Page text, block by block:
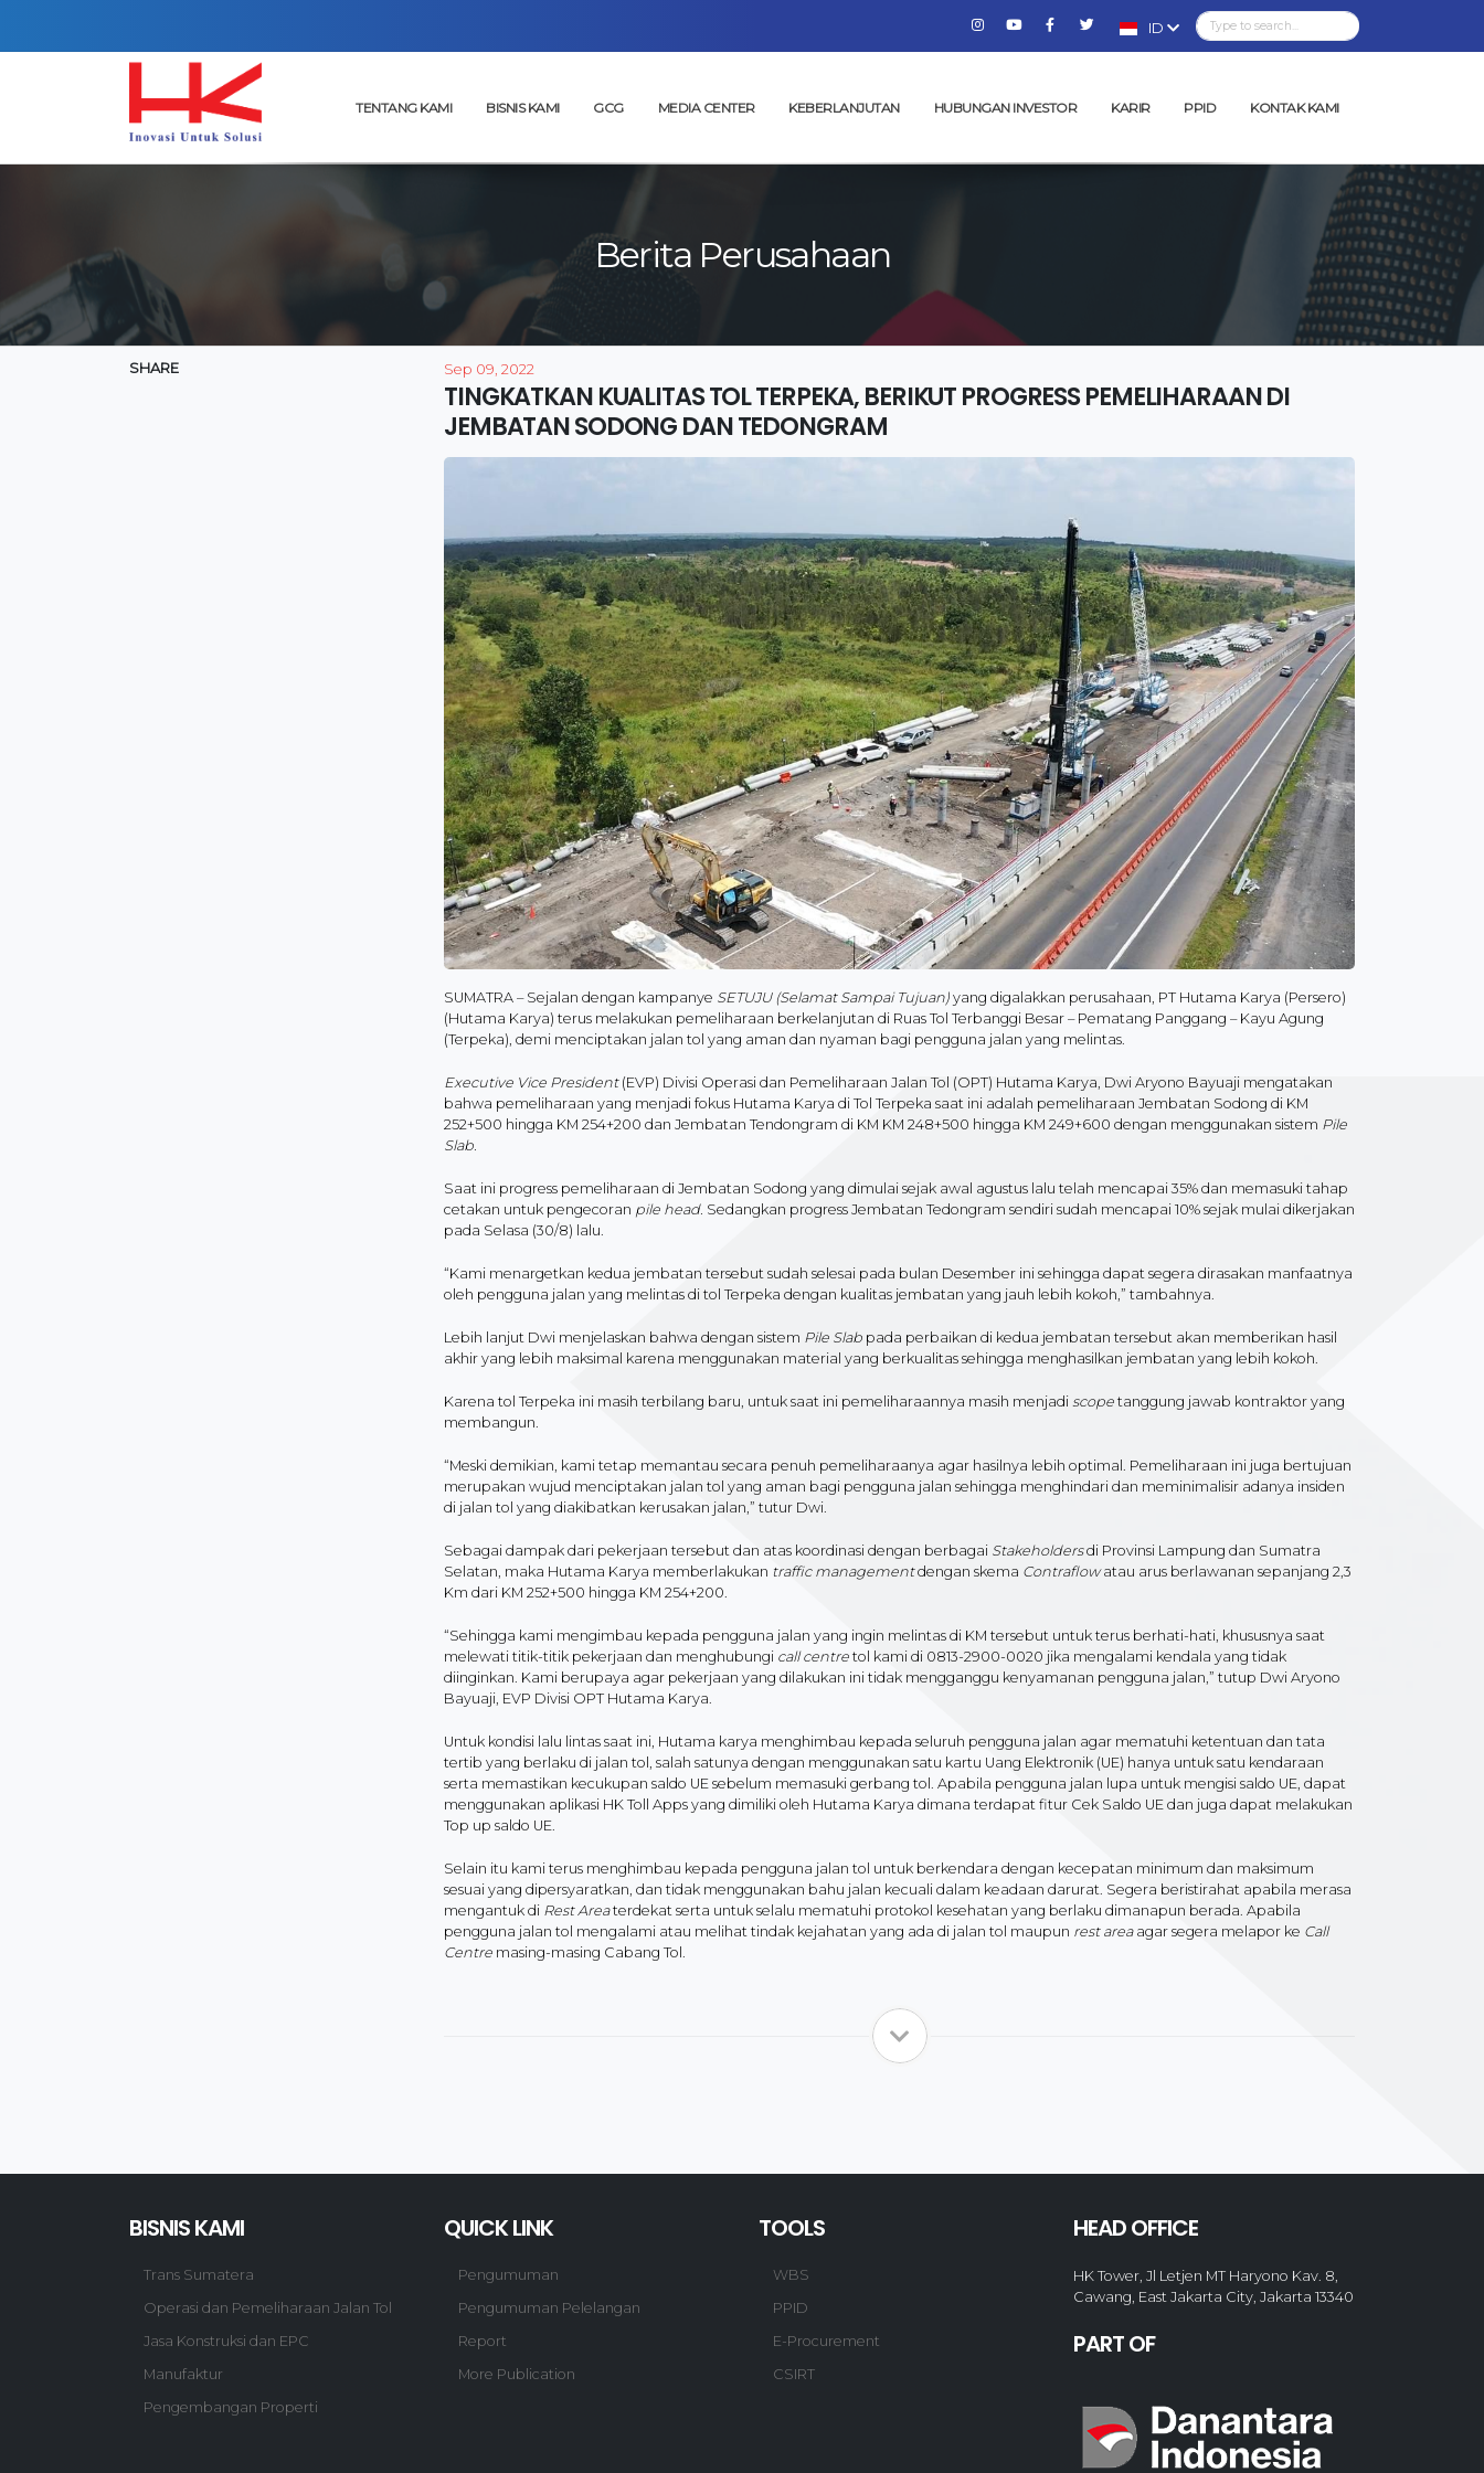
ID
TENTANG KAMI BISNIS KAMI GCG MEDIA CENTER KEBERLANJUTAN HUBUNGAN INVESTOR KARIR PPID KONTAK KAMI
Berita Perusahaan
SHARE Sep 09, 2022
TINGKATKAN KUALITAS TOL TERPEKA, BERIKUT PROGRESS PEMELIHARAAN DI
JEMBATAN SODONG DAN TEDONGRAM
SUMATRA – Sejalan dengan kampanye SETUJU (Selamat Sampai Tujuan) yang digalakkan perusahaan, PT Hutama Karya (Persero)
(Hutama Karya) terus melakukan pemeliharaan berkelanjutan di Ruas Tol Terbanggi Besar – Pematang Panggang – Kayu Agung
(Terpeka), demi menciptakan jalan tol yang aman dan nyaman bagi pengguna jalan yang melintas.
Executive Vice President(EVP) Divisi Operasi dan Pemeliharaan Jalan Tol (OPT) Hutama Karya, Dwi Aryono Bayuaji mengatakan
bahwa pemeliharaan yang menjadi fokus Hutama Karya di Tol Terpeka saat ini adalah pemeliharaan Jembatan Sodong di KM
252+500 hingga KM 254+200 dan Jembatan Tendongram di KM KM 248+500 hingga KM 249+600 dengan menggunakan sistem Pile
Slab.
Saat ini progress pemeliharaan di Jembatan Sodong yang dimulai sejak awal agustus lalu telah mencapai 35% dan memasuki tahap
cetakan untuk pengecoran pile head. Sedangkan progress Jembatan Tedongram sendiri sudah mencapai 10% sejak mulai dikerjakan
pada Selasa (30/8) lalu.
“Kami menargetkan kedua jembatan tersebut sudah selesai pada bulan Desember ini sehingga dapat segera dirasakan manfaatnya
oleh pengguna jalan yang melintas di tol Terpeka dengan kualitas jembatan yang jauh lebih kokoh,” tambahnya.
Lebih lanjut Dwi menjelaskan bahwa dengan sistem Pile Slab pada perbaikan di kedua jembatan tersebut akan memberikan hasil
akhir yang lebih maksimal karena menggunakan material yang berkualitas sehingga menghasilkan jembatan yang lebih kokoh.
Karena tol Terpeka ini masih terbilang baru, untuk saat ini pemeliharaannya masih menjadi scope tanggung jawab kontraktor yang
membangun.
“Meski demikian, kami tetap memantau secara penuh pemeliharaanya agar hasilnya lebih optimal. Pemeliharaan ini juga bertujuan
merupakan wujud menciptakan jalan tol yang aman bagi pengguna jalan sehingga menghindari dan meminimalisir adanya insiden
di jalan tol yang diakibatkan kerusakan jalan,” tutur Dwi.
Sebagai dampak dari pekerjaan tersebut dan atas koordinasi dengan berbagai Stakeholdersdi Provinsi Lampung dan Sumatra
Selatan, maka Hutama Karya memberlakukan traffic managementdengan skema Contraflowatau arus berlawanan sepanjang 2,3
Km dari KM 252+500 hingga KM 254+200.
“Sehingga kami mengimbau kepada pengguna jalan yang ingin melintas di KM tersebut untuk terus berhati-hati, khususnya saat
melewati titik-titik pekerjaan dan menghubungi call centre tol kami di 0813-2900-0020 jika mengalami kendala yang tidak
diinginkan. Kami berupaya agar pekerjaan yang dilakukan ini tidak mengganggu kenyamanan pengguna jalan,” tutup Dwi Aryono
Bayuaji, EVP Divisi OPT Hutama Karya.
Untuk kondisi lalu lintas saat ini, Hutama karya menghimbau kepada seluruh pengguna jalan agar mematuhi ketentuan dan tata
tertib yang berlaku di jalan tol, salah satunya dengan menggunakan satu kartu Uang Elektronik (UE) hanya untuk satu kendaraan
serta memastikan kecukupan saldo UE sebelum memasuki gerbang tol. Apabila pengguna jalan lupa untuk mengisi saldo UE, dapat
menggunakan aplikasi HK Toll Apps yang dimiliki oleh Hutama Karya dimana terdapat fitur Cek Saldo UE dan juga dapat melakukan
Top up saldo UE.
Selain itu kami terus menghimbau kepada pengguna jalan tol untuk berkendara dengan kecepatan minimum dan maksimum
sesuai yang dipersyaratkan, dan tidak menggunakan bahu jalan kecuali dalam keadaan darurat. Segera beristirahat apabila merasa
mengantuk di Rest Areaterdekat serta untuk selalu mematuhi protokol kesehatan yang berlaku dimanapun berada. Apabila
pengguna jalan tol mengalami atau melihat tindak kejahatan yang ada di jalan tol maupun rest areaagar segera melapor ke Call
Centre masing-masing Cabang Tol.
BISNIS KAMI
Trans Sumatera
Operasi dan Pemeliharaan Jalan Tol
Jasa Konstruksi dan EPC
Manufaktur
Pengembangan Properti
QUICK LINK
Pengumuman
Pengumuman Pelelangan
Report
More Publication
TOOLS
WBS
PPID
E-Procurement
CSIRT
HEAD OFFICE
HK Tower, Jl Letjen MT Haryono Kav. 8,
Cawang, East Jakarta City, Jakarta 13340
PART OF